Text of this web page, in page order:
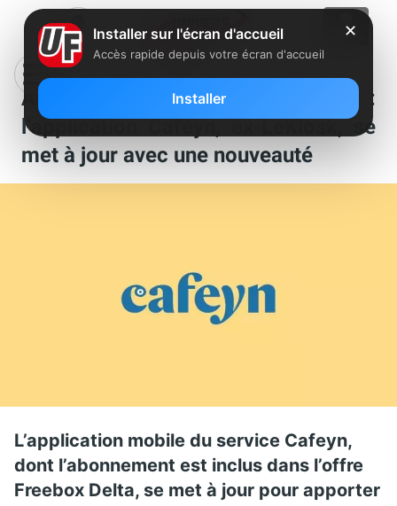
Abonnés Freebox Delta :
l’application Cafeyn, ex-LeKiosk, se
met à jour avec une nouveauté
L’application mobile du service Cafeyn,
dont l’abonnement est inclus dans l’offre
Freebox Delta, se met à jour pour apporter
✕
Installer sur l'écran d'accueil
Accès rapide depuis votre écran d'accueil
Installer